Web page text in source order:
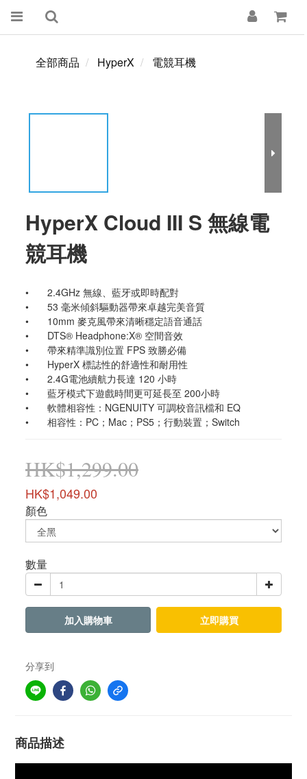
全部商品 HyperX 電競耳機
HyperX Cloud III S 無線電
競耳機
•	2.4GHz 無線、藍牙或即時配對
•	53 毫米傾斜驅動器帶來卓越完美音質
•	10mm 麥克風帶來清晰穩定語音通話
•	DTS® Headphone:X® 空間音效
•	帶來精準識別位置 FPS 致勝必備
•	HyperX 標誌性的舒適性和耐用性
•	2.4G電池續航力長達 120 小時
•	藍牙模式下遊戲時間更可延長至 200小時
•	軟體相容性：NGENUITY 可調校音訊檔和 EQ
•	相容性：PC；Mac；PS5；行動裝置；Switch
HK$1,299.00
HK$1,049.00
顏色
數量
加入購物車 立即購買
分享到
商品描述